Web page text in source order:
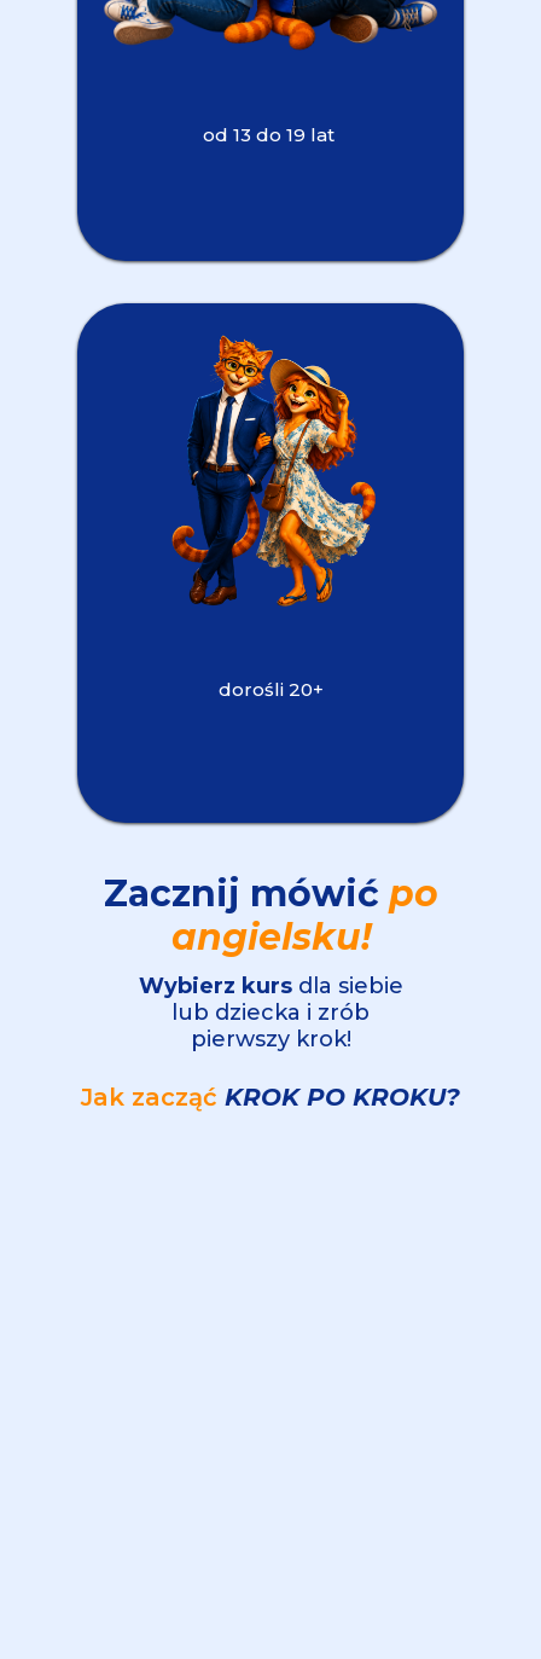
Jak zacząć KROK PO KROKU?
dorośli 20+
od 13 do 19 lat
Zacznij mówić po
angielsku!
Wybierz kurs dla siebie
lub dziecka i zrób
pierwszy krok!